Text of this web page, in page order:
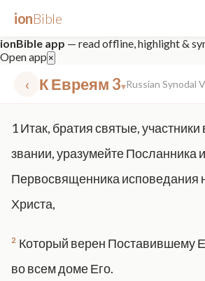
ionBible
ionBible app — read offline, highlight &
Open app ×
‹ К Евреям 3▾Russian Synodal
"peace that
1Итак, братия святые,
звании, уразумейте Посланника и
Первосвященника исповедания
Христа,
2 Который верен Поставившему
во всем доме Его.